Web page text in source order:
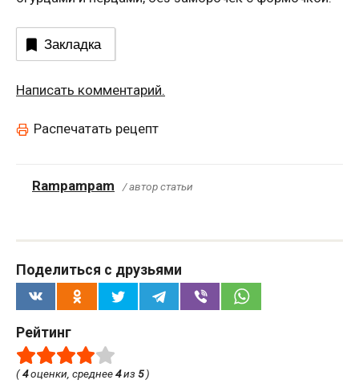
Закладка
Написать комментарий.
Распечатать рецепт
Rampampam / автор статьи
Поделиться с друзьями
Рейтинг
(4оценки, среднее4из 5)